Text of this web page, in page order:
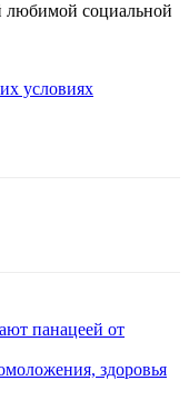
любимой социальной
условиях
панацеей от
здоровья